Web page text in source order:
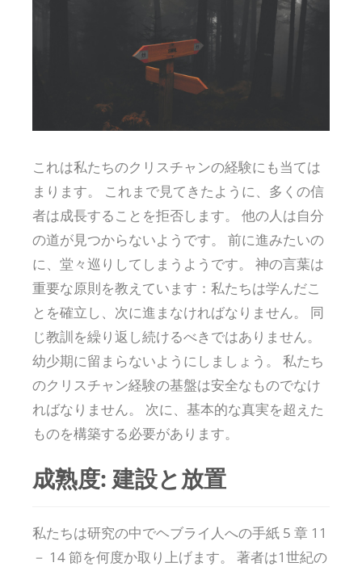
これは私たちのクリスチャンの経験にも当ては
まります。 これまで見てきたように、多くの信
者は成長することを拒否します。 他の人は自分
の道が見つからないようです。 前に進みたいの
に、堂々巡りしてしまうようです。 神の言葉は
重要な原則を教えています：私たちは学んだこ
とを確立し、次に進まなければなりません。 同
じ教訓を繰り返し続けるべきではありません。
幼少期に留まらないようにしましょう。 私たち
のクリスチャン経験の基盤は安全なものでなけ
ればなりません。 次に、基本的な真実を超えた
ものを構築する必要があります。
成熟度: 建設と放置
私たちは研究の中でヘブライ人への手紙 5 章 11
－ 14 節を何度か取り上げます。 著者は1世紀の